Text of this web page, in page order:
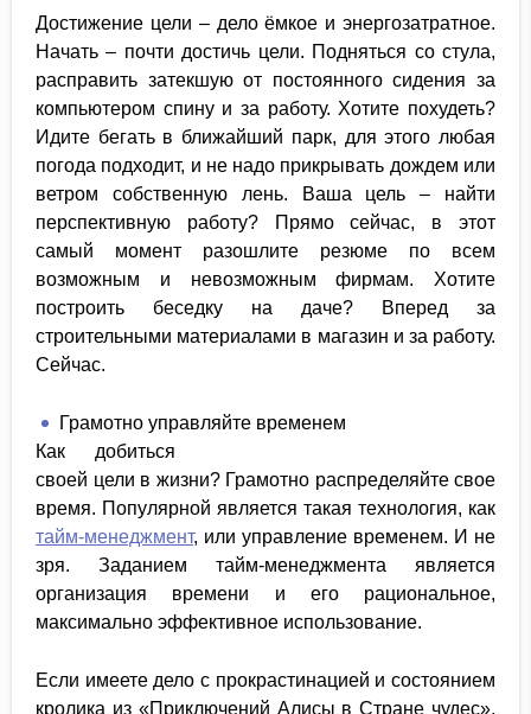
Достижение цели – дело ёмкое и энергозатратное.
Начать – почти достичь цели. Подняться со стула,
расправить затекшую от постоянного сидения за
компьютером спину и за работу. Хотите похудеть?
Идите бегать в ближайший парк, для этого любая
погода подходит, и не надо прикрывать дождем или
ветром собственную лень. Ваша цель – найти
перспективную работу? Прямо сейчас, в этот
самый момент разошлите резюме по всем
возможным и невозможным фирмам. Хотите
построить беседку на даче? Вперед за
строительными материалами в магазин и за работу.
Сейчас.
Грамотно управляйте временем
Как добиться
своей цели в жизни? Грамотно распределяйте свое
время. Популярной является такая технология, как
тайм-менеджмент, или управление временем. И не
зря. Заданием тайм-менеджмента является
организация времени и его рациональное,
максимально эффективное использование.
Если имеете дело с прокрастинацией и состоянием
кролика из «Приключений Алисы в Стране чудес»,